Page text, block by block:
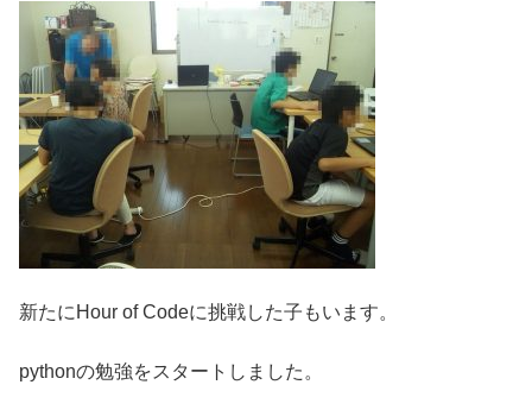
新たにHour of Codeに挑戦した子もいます。
pythonの勉強をスタートしました。